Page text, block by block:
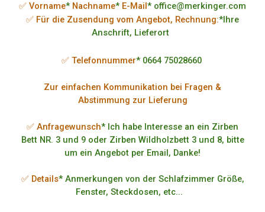
✅ Vorname* Nachname* E-Mail* office@merkinger.com
✅ Für die Zusendung vom Angebot, Rechnung:*Ihre
Anschrift, Lieferort
✅ Telefonnummer* 0664 75028660
Zur einfachen Kommunikation bei Fragen &
Abstimmung zur Lieferung
✅ Anfragewunsch* Ich habe Interesse an ein Zirben
Bett NR. 3 und 9 oder Zirben Wildholzbett 3 und 8, bitte
um ein Angebot per Email, Danke!
✅ Details* Anmerkungen von der Schlafzimmer Größe,
Fenster, Steckdosen, etc...